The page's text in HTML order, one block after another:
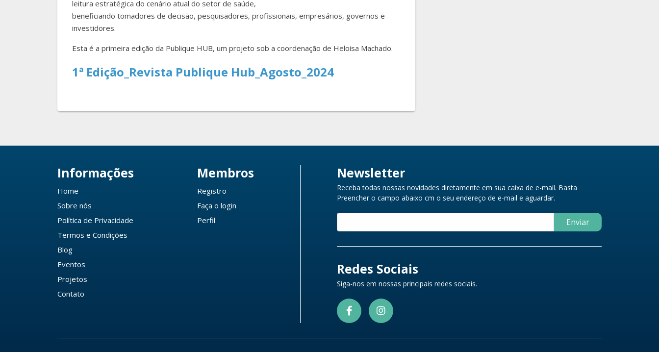
leitura estratégica do cenário atual do setor de saúde,
beneficiando tomadores de decisão, pesquisadores, profissionais, empresários, governos e
investidores.
Esta é a primeira edição da Publique HUB, um projeto sob a coordenação de Heloisa Machado.
1ª Edição_Revista Publique Hub_Agosto_2024
Informações
Home
Sobre nós
Política de Privacidade
Termos e Condições
Blog
Eventos
Projetos
Contato
Membros
Registro
Faça o login
Perfil
Newsletter
Receba todas nossas novidades diretamente em sua caixa de e-mail. Basta
Preencher o campo abaixo cm o seu endereço de e-mail e aguardar.
Enviar
Redes Sociais
Siga-nos em nossas principais redes sociais.